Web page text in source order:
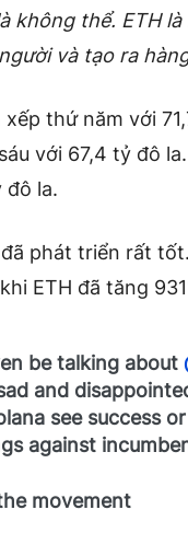
không thể. ETH
và tạo ra
xếp thứ năm với
với 67,4 tỷ đô
la.
phát triển rất
ETH đã tăng
be talking about
and
see success
against
movement